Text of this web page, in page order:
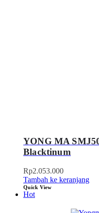
YONG MA
Blacktinum
Rp2.053.000
Tambah ke keranjang
Quick View
Hot